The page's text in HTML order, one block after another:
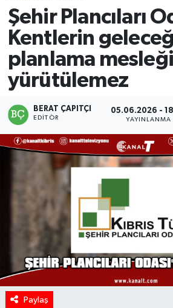
Şehir Plancıları
Kentlerin
planlama
yürütülemez
BERAT ÇAPITÇI
EDITÖR
05.06.2026 -
YAYINLANMA
Paylaş